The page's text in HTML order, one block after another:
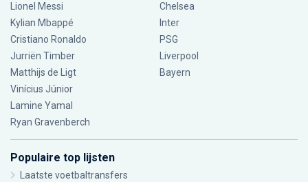
Lionel Messi
Kylian Mbappé
Cristiano Ronaldo
Jurriën Timber
Matthijs de Ligt
Vinícius Júnior
Lamine Yamal
Ryan Gravenberch
Chelsea
Inter
PSG
Liverpool
Bayern
Populaire top lijsten
Laatste voetbaltransfers